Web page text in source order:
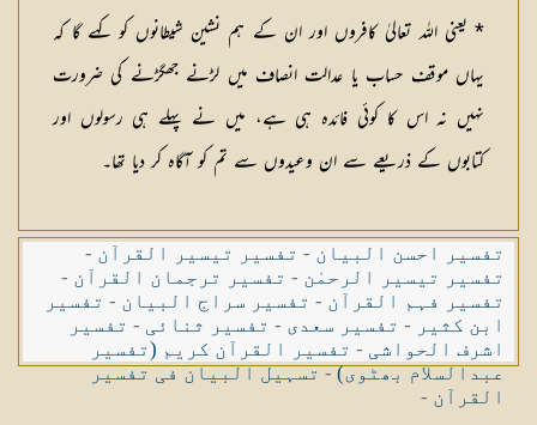
* یعنی اللہ تعالیٰ کافروں اور ان کے ہم نشین شیطانوں کو کہے گا کہ
یہاں موقف حساب یا عدالت انصاف میں لڑنے جھگڑنے کی ضرورت
نہیں نہ اس کا کوئی فائدہ ہی ہے، میں نے پہلے ہی رسولوں اور
کتابوں کے ذریعے سے ان وعیدوں سے تم کو آگاہ کر دیا تھا۔
تفسیر احسن البیان - تفسیر تیسیر القرآن -
تفسیر تیسیر الرحمٰن - تفسیر ترجمان القرآن -
تفسیر فہم القرآن - تفسیر سراج البیان - تفسیر
ابن کثیر - تفسیر سعدی - تفسیر ثنائی - تفسیر
اشرف الحواشی - تفسیر القرآن کریم (تفسیر
عبدالسلام بھٹوی)-تسہیل البیان فی تفسیر
القرآن -